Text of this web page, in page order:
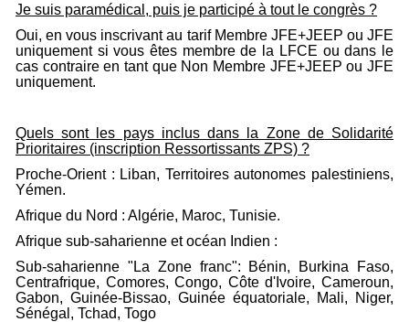
Je suis paramédical, puis je participé à tout le congrès ?
Oui, en vous inscrivant au tarif Membre JFE+JEEP ou JFE
uniquement si vous êtes membre de la LFCE ou dans le
cas contraire en tant que Non Membre JFE+JEEP ou JFE
uniquement.
Quels sont les pays inclus dans la Zone de Solidarité
Prioritaires (inscription Ressortissants ZPS) ?
Proche-Orient : Liban, Territoires autonomes palestiniens,
Yémen.
Afrique du Nord : Algérie, Maroc, Tunisie.
Afrique sub-saharienne et océan Indien :
Sub-saharienne "La Zone franc": Bénin, Burkina Faso,
Centrafrique, Comores, Congo, Côte d'Ivoire, Cameroun,
Gabon, Guinée-Bissao, Guinée équatoriale, Mali, Niger,
Sénégal, Tchad, Togo